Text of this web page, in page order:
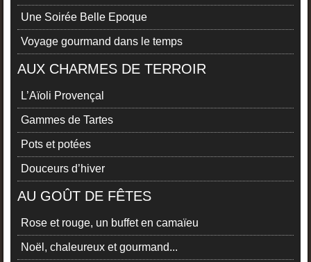
Une Soirée Belle Epoque
Voyage gourmand dans le temps
AUX CHARMES DE TERROIR
L’Aïoli Provençal
Gammes de Tartes
Pots et potées
Douceurs d’hiver
AU GOÛT DE FÊTES
Rose et rouge, un buffet en camaïeu
Noël, chaleureux et gourmand...